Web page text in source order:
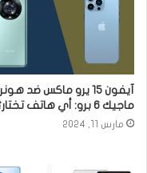
آيفون 15 يرو ماكس ضد هونر
ماجيك 6 برو: أي هاتف تختار؟
مارس 11, 2024